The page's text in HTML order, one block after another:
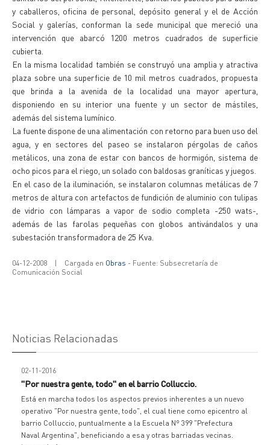
y caballeros, oficina de personal, depósito general y el de Acción
Social y galerías, conforman la sede municipal que mereció una
intervención que abarcó 1200 metros cuadrados de superficie
cubierta.
En la misma localidad también se construyó una amplia y atractiva
plaza sobre una superficie de 10 mil metros cuadrados, propuesta
que brinda a la avenida de la localidad una mayor apertura,
disponiendo en su interior una fuente y un sector de mástiles,
además del sistema lumínico.
La fuente dispone de una alimentación con retorno para buen uso del
agua, y en sectores del paseo se instalaron pérgolas de caños
metálicos, una zona de estar con bancos de hormigón, sistema de
ocho picos para el riego, un solado con baldosas graníticas y juegos.
En el caso de la iluminación, se instalaron columnas metálicas de 7
metros de altura con artefactos de fundición de aluminio con tulipas
de vidrio con lámparas a vapor de sodio completa -250 wats-,
además de las farolas pequeñas con globos antivándalos y una
subestación transformadora de 25 Kva.
04-12-2008 | Cargada en Obras - Fuente: Subsecretaría de
Comunicación Social
Noticias Relacionadas
02-11-2016
"Por nuestra gente, todo" en el barrio Colluccio.
Está en marcha todos los aspectos previos inherentes a un nuevo
operativo "Por nuestra gente, todo", el cual tiene como epicentro al
barrio Colluccio, puntualmente a la Escuela Nº 399 "Prefectura
Naval Argentina", beneficiando a esa y otras barriadas vecinas.